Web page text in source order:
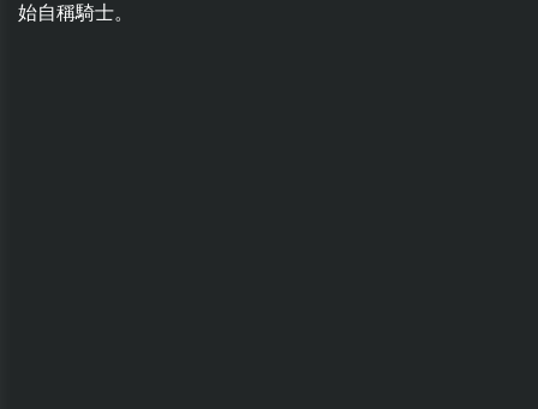
始自稱騎士。